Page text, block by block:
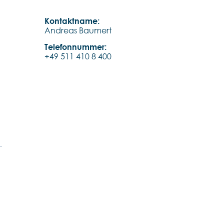
Kontaktname:
Andreas Baumert
Telefonnummer:
+49 511 410 8 400